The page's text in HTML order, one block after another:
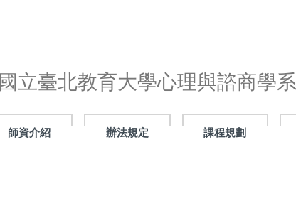
國立臺北教育大學心理與諮商學系
師資介紹 辦法規定 課程規劃